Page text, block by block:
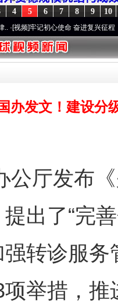
10
9
8
7
6
5
4
初心使命 奋进复兴征程丨“转折之城
办发文！建设分
发布《
出了“完
转诊服
项举措，